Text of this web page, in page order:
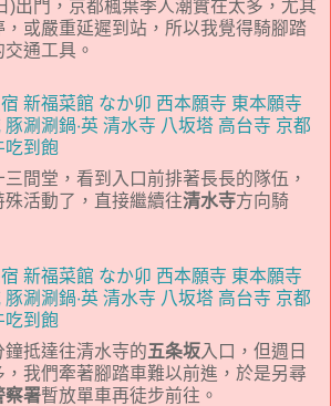
)出門，京都楓葉季人潮實在太多，尤其
或嚴重延遲到站，所以我覺得騎腳踏
通工具。
間堂，看到入口前排著長長的隊伍，
活動了，直接繼續往清水寺方向騎
抵達往清水寺的五条坂入口，但週日
我們牽著腳踏車難以前進，於是另尋
察署暫放單車再徒步前往。